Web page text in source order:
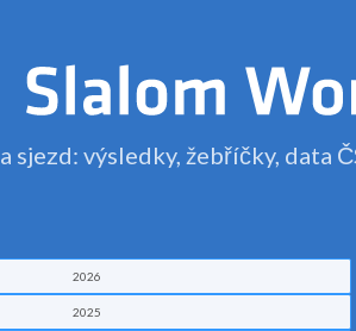
sjezd: výsledky, žebříčky, data
2026
2025